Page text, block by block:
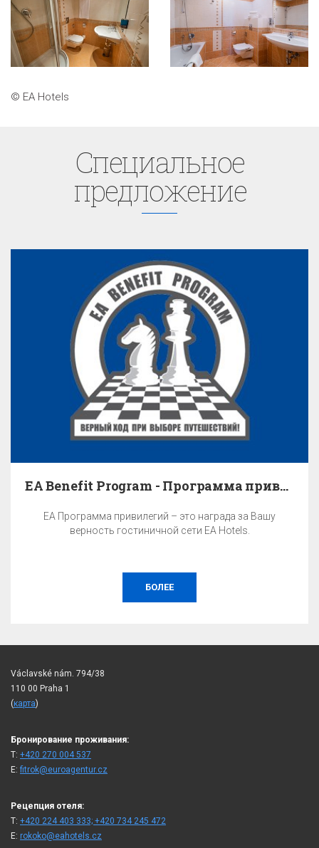
© EA Hotels
Cпециaльное
предложение
EA Benefit Program - Программа привилегий
EA Программа привилегий – это награда за Вашу
верность гостиничной сети EA Hotels.
БОЛЕЕ
Václavské nám. 794/38
110 00 Praha 1
(карта)
Бронирование проживания:
T: +420 270 004 537
E:fitrok@euroagentur.cz
Рецепция отеля:
T: +420 224 403 333; +420 734 245 472
E: rokoko@eahotels.cz